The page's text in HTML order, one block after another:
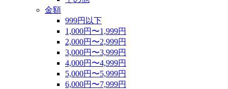
金額
999円以下
1,000円〜1,999円
2,000円〜2,999円
3,000円〜3,999円
4,000円〜4,999円
5,000円〜5,999円
6,000円〜7,999円